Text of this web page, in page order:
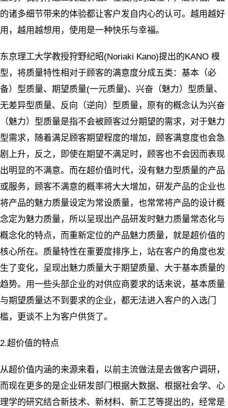
的诸多细节带来的体验都让客户发自内心的认可。越用越好
用，越用越想用，使用是一种快乐与幸福。
东京理工大学教授狩野纪昭(Noriaki Kano)提出的KANO 模
型，将质量特性相对于顾客的满意度分成五类：基本（必
备）型质量、期望质量(一元质量)、兴奋（魅力）型质量、
无差异型质量、反向（逆向）型质量，原有的概念认为兴奋
（魅力）型质量是指不会被顾客过分期望的需求，对于魅力
型需求，随着满足顾客期望程度的增加，顾客满意度也会急
剧上升，反之，即使在期望不满足时，顾客也不会因而表现
出明显的不满意。而在超价值时代，没有魅力型质量的产品
或服务，顾客不满意的概率将大大增加，研发产品的企业也
将产品的魅力质量设定为常设质量，也常常将产品的设计概
念定为魅力质量，所以呈现出产品研发时魅力质量常态化与
概念化的特点，而重新定位的产品魅力质量，就是超价值的
核心所在。质量特性在重要度排序上，站在客户的角度也发
生了变化，呈现出魅力质量大于期望质量、大于基本质量的
趋势。用一些头部企业的对供应商要求的话来说，基本质量
与期望质量达不到要求的企业，都无法进入客户的入选门
槛，更谈不上为客户供货了。
2.超价值的特点
从超价值内涵的来源来看，以前主流做法是去做客户调研，
而现在更多的是企业研发部门根据大数据、根据社会学、心
理学的研究结合新技术、新材料、新工艺等提出的，经常是